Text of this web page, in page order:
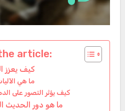
article:
كيف يعزز
ما هي
كيف يؤثر التصور على
ما هو دور الحديث